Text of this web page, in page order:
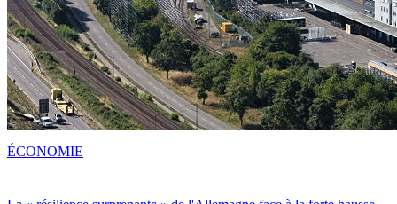
ÉCONOMIE